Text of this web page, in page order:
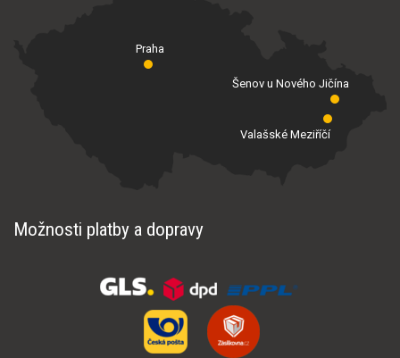
Praha
Valašské Meziříčí
Šenov u Nového Jičína
Možnosti platby a dopravy